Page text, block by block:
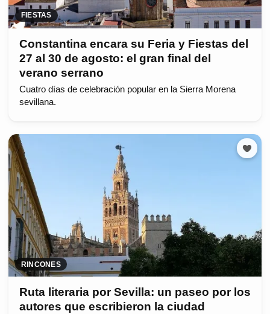
FIESTAS
Constantina encara su Feria y Fiestas del
27 al 30 de agosto: el gran final del
verano serrano
Cuatro días de celebración popular en la Sierra Morena
sevillana.
RINCONES
Ruta literaria por Sevilla: un paseo por los
autores que escribieron la ciudad